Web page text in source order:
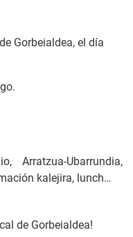
Gorbeialdea, el día
Arratzua-Ubarrundia,
kalejira, lunch…
de Gorbeialdea!